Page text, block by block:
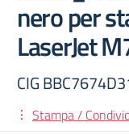
nero per
LaserJet
CIG
Stampa /